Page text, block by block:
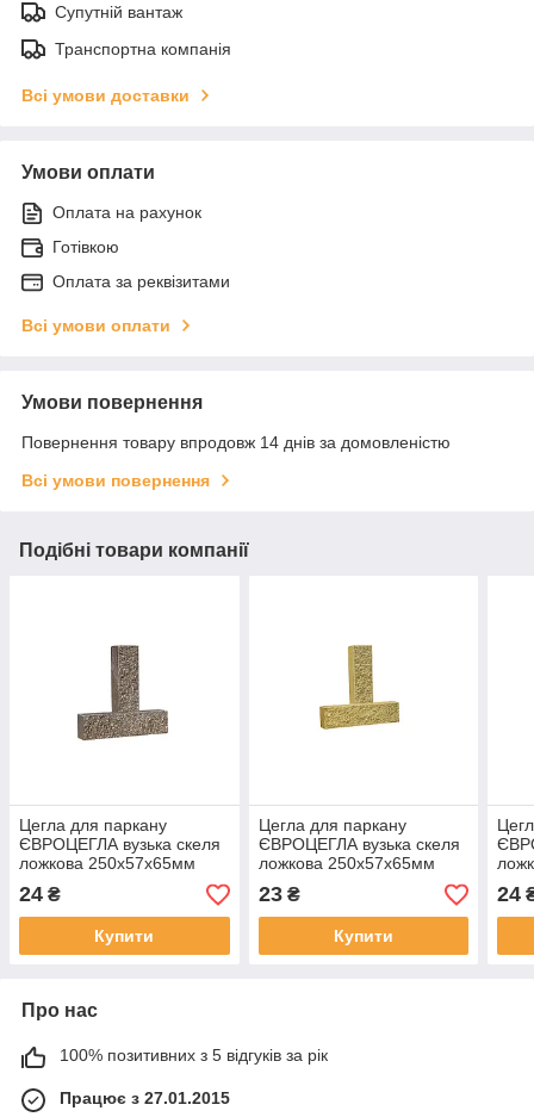
Супутній вантаж
Транспортна компанія
Всі умови доставки
Умови оплати
Оплата на рахунок
Готівкою
Оплата за реквізитами
Всі умови оплати
Умови повернення
Повернення товару впродовж 14 днів за домовленістю
Всі умови повернення
Подібні товари компанії
Цегла для паркану
ЄВРОЦЕГЛА вузька скеля
ложкова 250х57х65мм
графіт
24 ₴
Купити
Цегла для паркану
ЄВРОЦЕГЛА вузька скеля
ложкова 250х57х65мм
жовта
23₴
Купити
24
Про нас
100% позитивних з 5 відгуків за рік
Працює з 27.01.2015